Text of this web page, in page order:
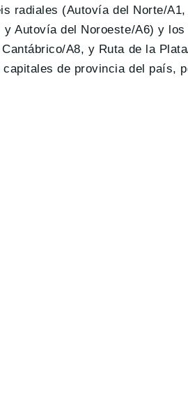
radiales (Autovía del Norte/A1,
Autovía del Noroeste/A6) y los
A8, y Ruta de la
de provincia del país,